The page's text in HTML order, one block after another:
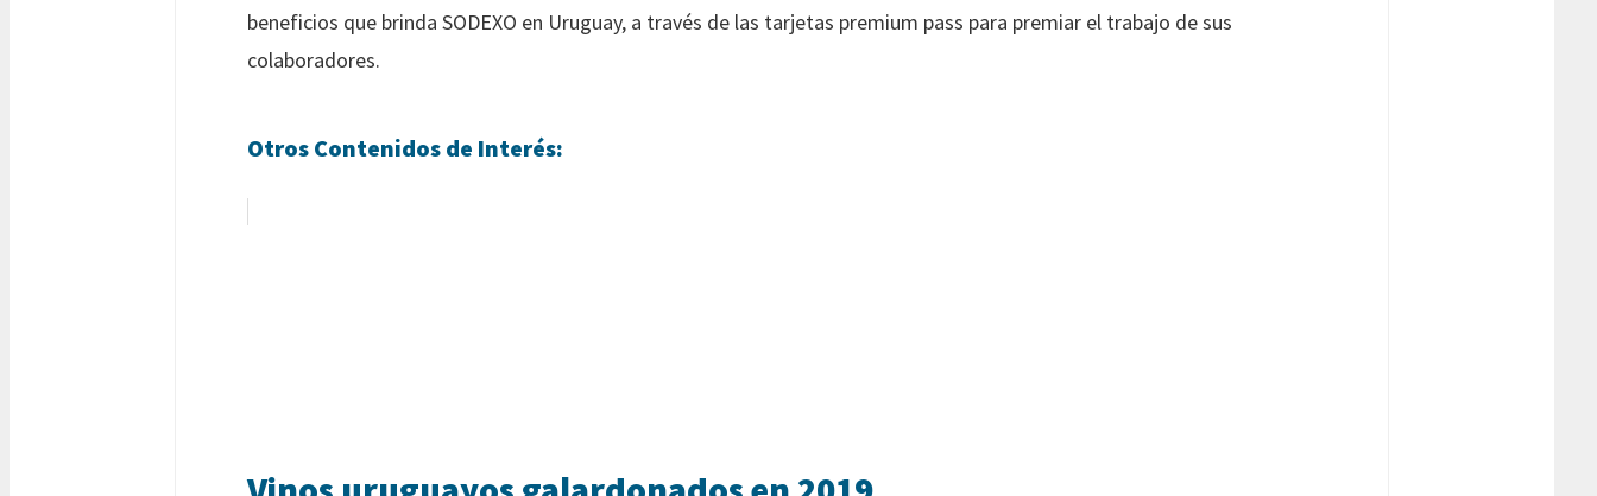
beneficios que brinda SODEXO en Uruguay, a través de las tarjetas premium pass para premiar el trabajo de sus
colaboradores.
Otros Contenidos de Interés: